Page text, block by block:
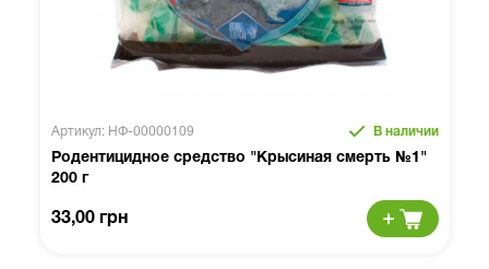
Артикул: НФ-00000109 В наличии
Родентицидное средство "Крысиная смерть №1"
200 г
33,00 грн